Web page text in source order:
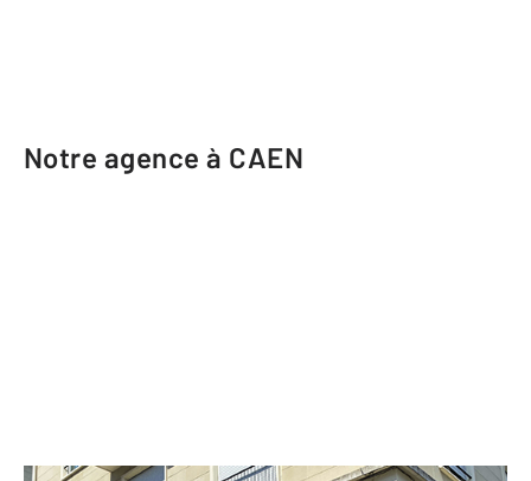
Notre agence à CAEN